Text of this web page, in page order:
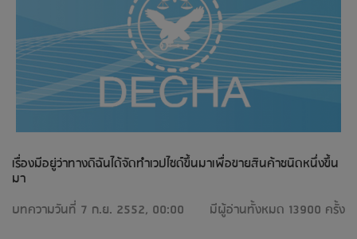
เรื่องมีอยู่ว่าทางดิฉันได้จัดทำเวปไซด์ขึ้นมาเพื่อขายสินค้าชนิดหนึ่งขึ้น
มา
บทความวันที่ 7 ก.ย. 2552, 00:00
มีผู้อ่านทั้งหมด 13900 ครั้ง